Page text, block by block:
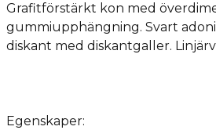
Grafitförstärkt kon med
gummiupphängning. Svart
diskant med diskantgaller.
Egenskaper: